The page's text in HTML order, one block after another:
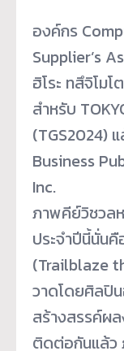
องค์กร
Supplier’s
ฮิโระ ทสึจิโม
สำหรับ
(TGS2024)
Business
Inc.
ภาพคีย์วิชวล
ประจำปีนี้นั่นคื
(Trailblaze
วาดโดยศิลปิ
สร้างสรรค์ผล
ติดต่อกันแล้ว